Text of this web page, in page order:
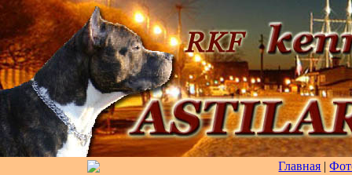
Главная |